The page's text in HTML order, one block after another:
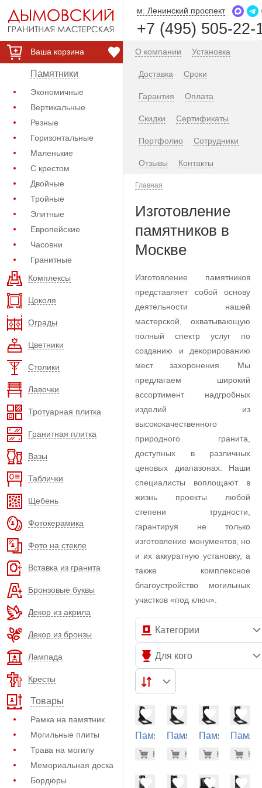
Ваша корзина
Памятники
Экономичные
Вертикальные
Резные
Горизонтальные
Маленькие
С крестом
Двойные
Тройные
Элитные
Европейские
Часовни
Гранитные
Комплексы
Цоколя
Ограды
Цветники
Столики
Лавочки
Тротуарная плитка
Гранитная плитка
Вазы
Таблички
Щебень
Фотокерамика
Фото на стекле
Вставка из гранита
Бронзовые буквы
Декор из акрила
Декор из бронзы
Лампада
Кресты
Товары
Рамка на памятник
Могильные плиты
Трава на могилу
Мемориальная доска
Бордюры
м. Ленинский проспект
+7 (495) 505-22-
О компании Установка
Доставка Сроки
Гарантия Оплата
Скидки Сертификаты
Портфолио Сотрудники
Отзывы Контакты
Главная
Изготовление
памятников в
Москве
Изготовление памятников
представляет собой основу
деятельности нашей
мастерской, охватывающую
полный спектр услуг по
созданию и декорированию
мест захоронения. Мы
предлагаем широкий
ассортимент надгробных
изделий из
высококачественного
природного гранита,
доступных в различных
ценовых диапазонах. Наши
специалисты воплощают в
жизнь проекты любой
степени трудности,
гарантируя не только
изготовление монументов, но
и их аккуратную установку, а
также комплексное
благоустройство могильных
участков «под ключ».
Категории
Для кого
Памятник
могилу
-7% 40.400
Купить
Памятник
могилу
-7%
Купить
Памятник
могилу
-
Купитьмогилу